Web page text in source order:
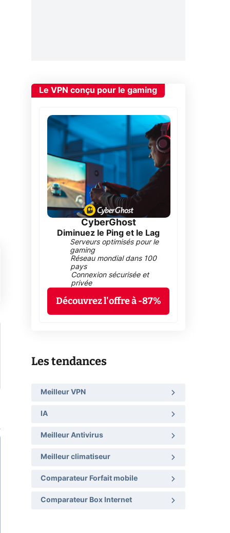
Le VPN conçu pour le gaming
CyberGhost
Diminuez le Ping et le Lag
Serveurs optimisés pour le
gaming
Réseau mondial dans 100
pays
Connexion sécurisée et
privée
Découvrez l'offre à -87%
Les tendances
Meilleur VPN
IA
Meilleur Antivirus
Meilleur climatiseur
Comparateur Forfait mobile
Comparateur Box Internet